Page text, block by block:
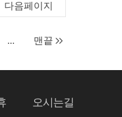
다음페이지
... 맨끝
오시는길